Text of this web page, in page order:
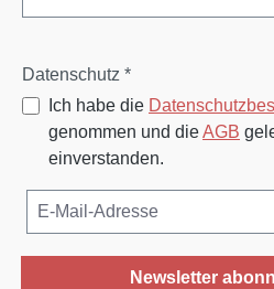
Datenschutz *
Ich habe die
genommen und dieAGB
einverstanden.
Newsletter